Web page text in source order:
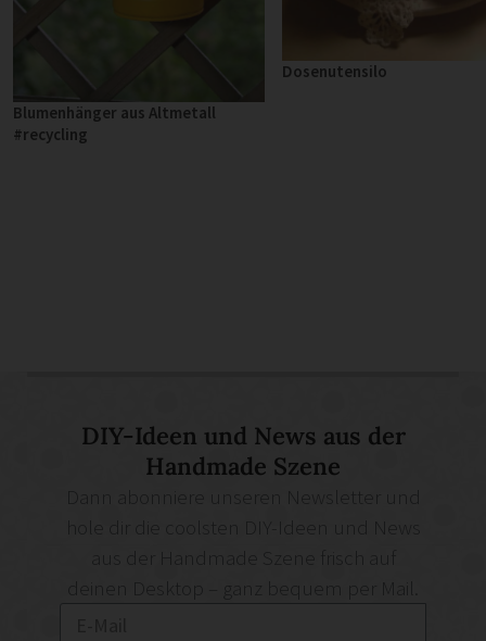
Blumenhänger aus Altmetall
#recycling
Dosenutensilo
DIY-Ideen und News aus der
Handmade Szene
deinen Desktop – ganz bequem per Mail.